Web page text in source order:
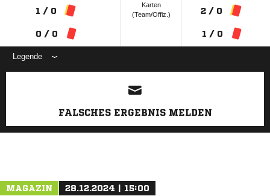
1 / 0
0 / 0
Karten
(Team/Offiz.)
2 / 0
1 / 0
Legende
ANZEIGE
FALSCHES ERGEBNIS MELDEN
MAGAZIN 28.12.2024 | 15:00